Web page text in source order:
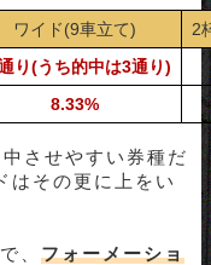
ワイド(9車立て)
2
り(うち的中は3通り)
8.33%
させやすい券種だ
はその更に上をい
、 フォーメーショ